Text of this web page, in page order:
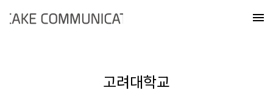
케이크커뮤니케이션즈 메
고려대학교